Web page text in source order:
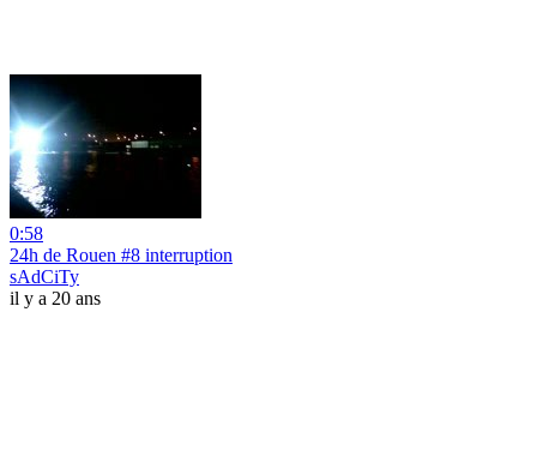
0:58
24h de Rouen #8 interruption
sAdCiTy
il y a 20 ans